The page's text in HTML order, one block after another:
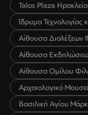
Talos Plaza
Ίδρυμα Τεχνολογίας
Αίθουσα Διαλέξεων
Αίθουσα
Αίθουσα Ομίλου
Αρχαιολογικό
Βασιλική Αγίου